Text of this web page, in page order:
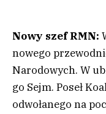
Nowy szef RMN:
nowego
Narodowych. W
go Sejm. Poseł
odwołanego na